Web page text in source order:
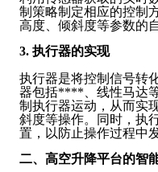
制策略制定相应的控制
高度、倾斜度等参数的
3. 执行器的实现
执行器是将控制信号转
器包括****、线性马达
制执行器运动，从而实
斜度等操作。同时，执
置，以防止操作过程中
二、高空升降平台的智